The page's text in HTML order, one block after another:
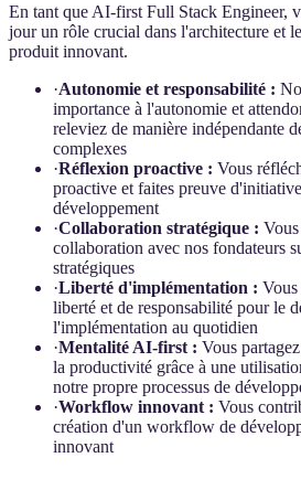
En tant que AI-first Full Stack Engineer,
jour un rôle crucial dans l'architecture et
produit innovant.
·Autonomie et responsabilité :
importance à l'autonomie et
releviez de manière indépendante
complexes
·Réflexion proactive : Vous
proactive et faites preuve
développement
·Collaboration stratégique :
collaboration avec nos fondateurs
stratégiques
·Liberté d'implémentation : Vous
liberté et de responsabilité pour le
l'implémentation au quotidien
·Mentalité AI-first : Vous
la productivité grâce à une
notre propre processus de
·Workflow innovant : Vous
création d'un workflow de
innovant